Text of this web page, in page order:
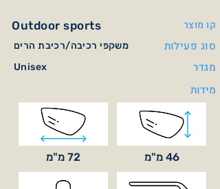
Outdoor sports קו מוצר
משקפי רכיבה/רכיבת הרים סוג פעילות
Unisex
מגדר
מידות
72 מ"מ 46 מ"מ